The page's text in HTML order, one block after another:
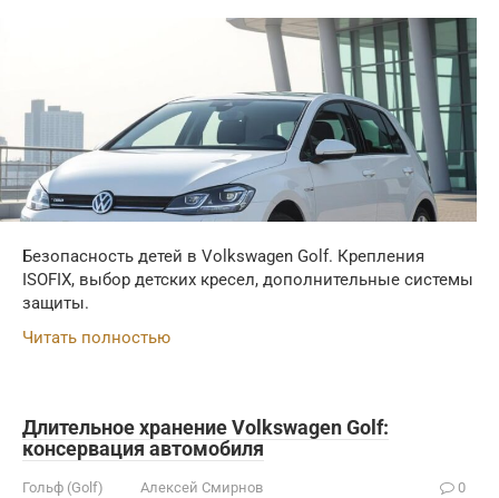
Безопасность детей в Volkswagen Golf. Крепления
ISOFIX, выбор детских кресел, дополнительные системы
защиты.
Читать полностью
Длительное хранение Volkswagen Golf:
консервация автомобиля
Гольф (Golf) Алексей Смирнов 0